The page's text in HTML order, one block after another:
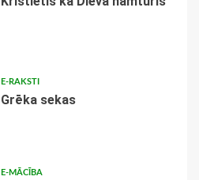
E-RAKSTI
Grēka sekas
E-MĀCĪBA